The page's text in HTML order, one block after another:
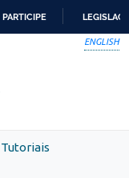
PARTICIPE
ENGLISH
Tutoriais